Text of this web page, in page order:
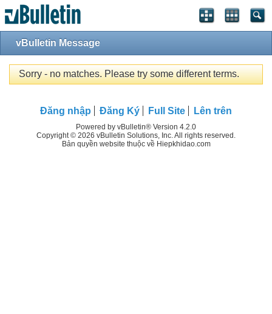
vBulletin Message
Sorry - no matches. Please try some different terms.
Đăng nhập Đăng Ký Full Site Lên trên
Powered by vBulletin® Version 4.2.0
Copyright © 2026 vBulletin Solutions, Inc. All rights reserved.
Bản quyền website thuộc về Hiepkhidao.com